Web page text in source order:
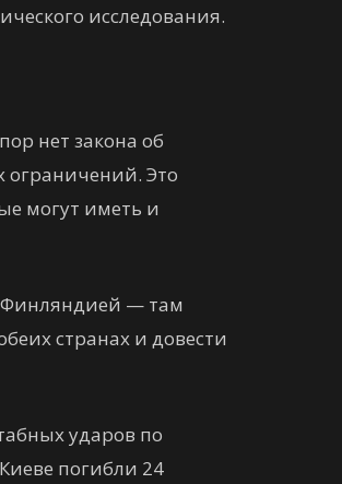
исследования.
нет закона об
ограничений. Это
могут иметь и
Финляндией — там
странах и довести
ударов по
погибли 24